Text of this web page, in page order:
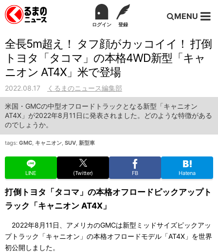
ログイン 登録
MENU
全長5m超え！ タフ顔がカッコイイ！ 打倒
トヨタ「タコマ」の本格4WD新型「キャ
ニオン AT4X」米で登場
2022.08.17 くるまのニュース編集部
米国・GMCの中型オフロードトラックとなる新型「キャニオン
AT4X」が2022年8月11日に発表されました。どのような特徴がある
のでしょうか。
tags: GMC, キャニオン, SUV, 新型車
LINE (Twitter) FB Hatena
打倒トヨタ「タコマ」の本格オフロードピックアップト
ラック「キャニオン AT4X」
2022年8月11日、アメリカのGMCは新型ミッドサイズピックアッ
プトラック「キャニオン」の本格オフロードモデル「AT4X」を世界
初公開しました。